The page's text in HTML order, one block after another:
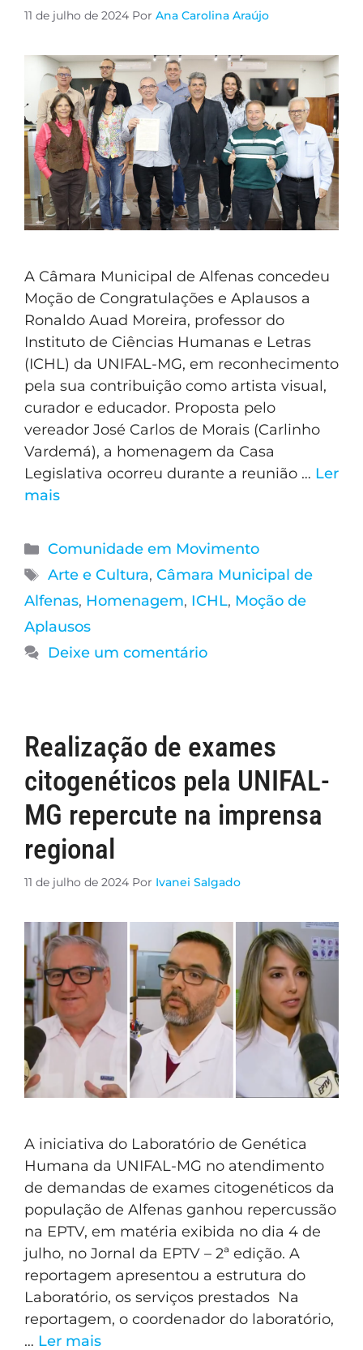
11 de julho de 2024 Por Ana Carolina Araújo
A Câmara Municipal de Alfenas concedeu
Moção de Congratulações e Aplausos a
Ronaldo Auad Moreira, professor do
Instituto de Ciências Humanas e Letras
(ICHL) da UNIFAL-MG, em reconhecimento
pela sua contribuição como artista visual,
curador e educador. Proposta pelo
vereador José Carlos de Morais (Carlinho
Vardemá), a homenagem da Casa
Legislativa ocorreu durante a reunião … Ler
mais
Comunidade em Movimento
Arte e Cultura, Câmara Municipal de
Alfenas, Homenagem, ICHL, Moção de
Aplausos
Deixe um comentário
Realização de exames
citogenéticos pela UNIFAL-
MG repercute na imprensa
regional
11 de julho de 2024 Por Ivanei Salgado
A iniciativa do Laboratório de Genética
Humana da UNIFAL-MG no atendimento
de demandas de exames citogenéticos da
população de Alfenas ganhou repercussão
na EPTV, em matéria exibida no dia 4 de
julho, no Jornal da EPTV – 2ª edição. A
reportagem apresentou a estrutura do
Laboratório, os serviços prestados Na
reportagem, o coordenador do laboratório,
… Ler mais